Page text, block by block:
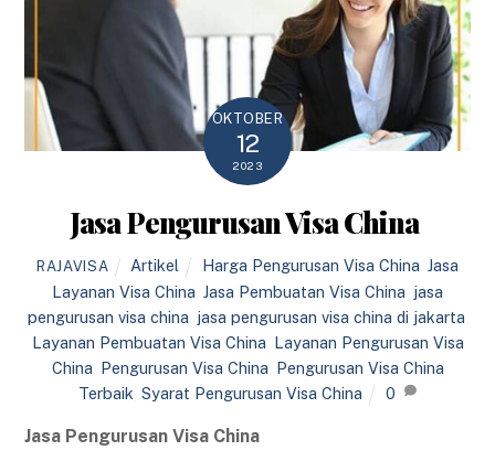
OKTOBER
12
2023
Jasa Pengurusan Visa China
RAJAVISA Artikel Harga Pengurusan Visa China Jasa
Layanan Visa China Jasa Pembuatan Visa China jasa
pengurusan visa china jasa pengurusan visa china di jakarta
Layanan Pembuatan Visa China Layanan Pengurusan Visa
China Pengurusan Visa China Pengurusan Visa China
Terbaik Syarat Pengurusan Visa China 0
Jasa Pengurusan Visa China